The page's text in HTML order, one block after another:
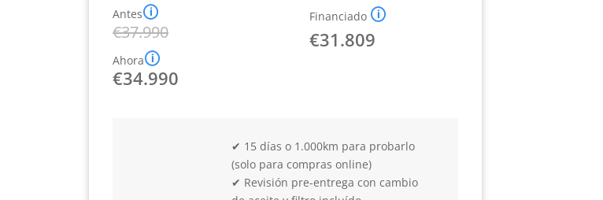
Antes🛈
€37.990
Ahora🛈
€34.990
Financiado 🛈
€31.809
✔ 15 días o 1.000km para probarlo
(solo para compras online)
✔ Revisión pre-entrega con cambio